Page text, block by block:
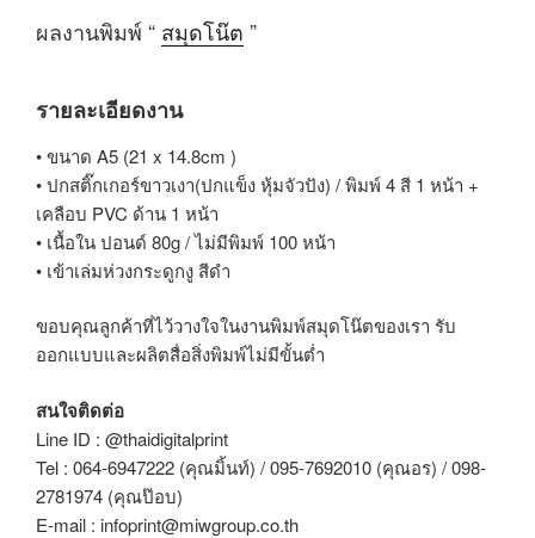
ผลงานพิมพ์ “ สมุดโน๊ต ”
รายละเอียดงาน
• ขนาด A5 (21 x 14.8cm )
• ปกสติ๊กเกอร์ขาวเงา(ปกแข็ง หุ้มจัวปัง) / พิมพ์ 4 สี 1 หน้า +
เคลือบ PVC ด้าน 1 หน้า
• เนื้อใน ปอนด์ 80g / ไม่มีพิมพ์ 100 หน้า
• เข้าเล่มห่วงกระดูกงู สีดำ
ขอบคุณลูกค้าที่ไว้วางใจในงานพิมพ์สมุดโน๊ตของเรา รับ
ออกแบบและผลิตสื่อสิ่งพิมพ์ไม่มีขั้นต่ำ
สนใจติดต่อ
Line ID : @thaidigitalprint
Tel : 064-6947222 (คุณมิ้นท์) / 095-7692010 (คุณอร) / 098-
2781974 (คุณป๊อบ)
E-mail : infoprint@miwgroup.co.th